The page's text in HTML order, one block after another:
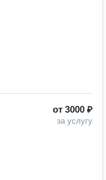
от 3000 ₽
за услугу